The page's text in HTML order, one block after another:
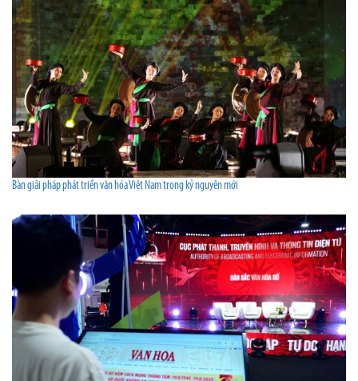
Bàn giải pháp phát triển văn hóa Việt Nam trong kỷ nguyên mới